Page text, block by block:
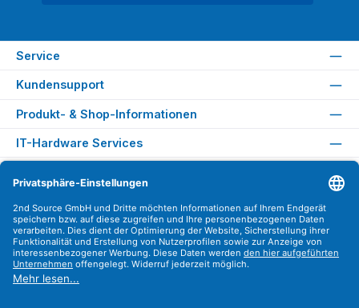
Service
Kundensupport
Produkt- & Shop-Informationen
IT-Hardware Services
Versandarten
Zahlungsarten
Sicher Einkaufen
Find us on